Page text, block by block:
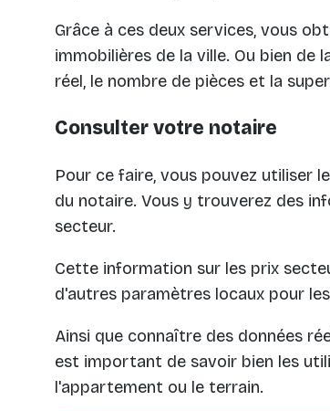
Grâce à ces deux services, vous
immobilières de la ville. Ou bien de
réel, le nombre de pièces et la
Consulter votre notaire
Pour ce faire, vous pouvez utiliser
du notaire. Vous y trouverez des
secteur.
Cette information sur les prix
d'autres paramètres locaux pour
Ainsi que connaître des données
est important de savoir bien les
l'appartement ou le terrain.